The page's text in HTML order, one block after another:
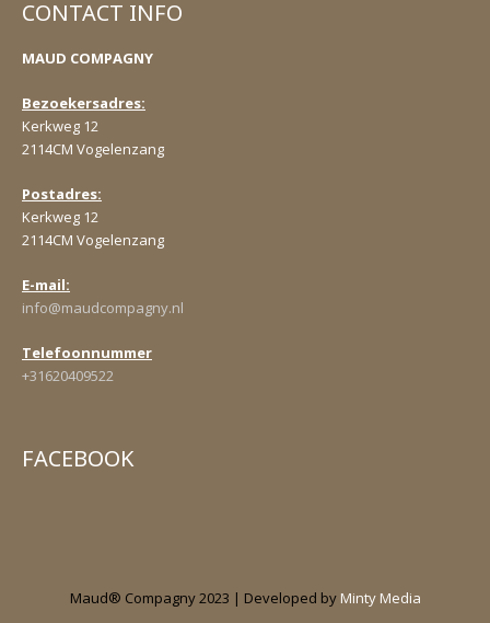
CONTACT INFO
MAUD COMPAGNY
Bezoekersadres:
Kerkweg 12
2114CM Vogelenzang
Postadres:
Kerkweg 12
2114CM Vogelenzang
E-mail:
info@maudcompagny.nl
Telefoonnummer
+31620409522
FACEBOOK
Maud® Compagny 2023 | Developed by Minty Media